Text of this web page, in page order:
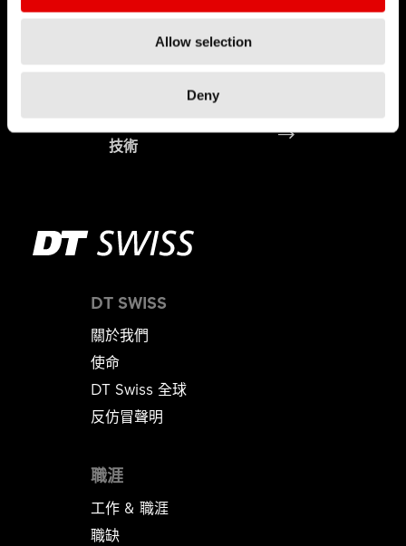
Allow selection
Deny
輻條製造
技術
DT SWISS
關於我們
使命
DT Swiss 全球
反仿冒聲明
職涯
工作 & 職涯
職缺